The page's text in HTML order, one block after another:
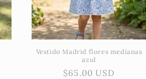
Vestido Madrid flores medianas
azul
Precio
$65.00 USD